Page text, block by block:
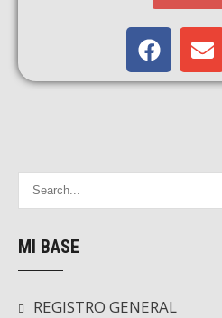
MI BASE
REGISTRO GENERAL